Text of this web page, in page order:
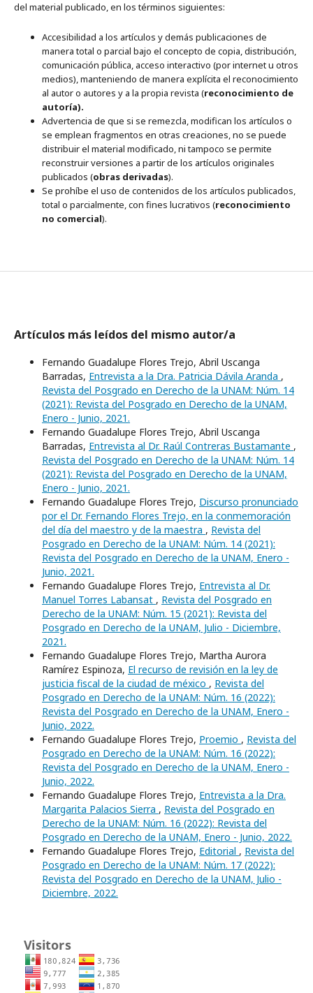
del material publicado, en los términos siguientes:
Accesibilidad a los artículos y demás publicaciones de
manera total o parcial bajo el concepto de copia, distribución,
comunicación pública, acceso interactivo (por internet u otros
medios), manteniendo de manera explícita el reconocimiento
al autor o autores y a la propia revista (reconocimiento de
autoría).
Advertencia de que si se remezcla, modifican los artículos o
se emplean fragmentos en otras creaciones, no se puede
distribuir el material modificado, ni tampoco se permite
reconstruir versiones a partir de los artículos originales
publicados (obras derivadas).
Se prohíbe el uso de contenidos de los artículos publicados,
total o parcialmente, con fines lucrativos (reconocimiento
no comercial).
Artículos más leídos del mismo autor/a
Fernando Guadalupe Flores Trejo, Abril Uscanga
Barradas, Entrevista a la Dra. Patricia Dávila Aranda ,
Revista del Posgrado en Derecho de la UNAM: Núm. 14
(2021): Revista del Posgrado en Derecho de la UNAM,
Enero - Junio, 2021.
Fernando Guadalupe Flores Trejo, Abril Uscanga
Barradas, Entrevista al Dr. Raúl Contreras Bustamante ,
Revista del Posgrado en Derecho de la UNAM: Núm. 14
(2021): Revista del Posgrado en Derecho de la UNAM,
Enero - Junio, 2021.
Fernando Guadalupe Flores Trejo, Discurso pronunciado
por el Dr. Fernando Flores Trejo, en la conmemoración
del día del maestro y de la maestra , Revista del
Posgrado en Derecho de la UNAM: Núm. 14 (2021):
Revista del Posgrado en Derecho de la UNAM, Enero -
Junio, 2021.
Fernando Guadalupe Flores Trejo, Entrevista al Dr.
Manuel Torres Labansat , Revista del Posgrado en
Derecho de la UNAM: Núm. 15 (2021): Revista del
Posgrado en Derecho de la UNAM, Julio - Diciembre,
2021.
Fernando Guadalupe Flores Trejo, Martha Aurora
Ramírez Espinoza, El recurso de revisión en la ley de
justicia fiscal de la ciudad de méxico , Revista del
Posgrado en Derecho de la UNAM: Núm. 16 (2022):
Revista del Posgrado en Derecho de la UNAM, Enero -
Junio, 2022.
Fernando Guadalupe Flores Trejo, Proemio , Revista del
Posgrado en Derecho de la UNAM: Núm. 16 (2022):
Revista del Posgrado en Derecho de la UNAM, Enero -
Junio, 2022.
Fernando Guadalupe Flores Trejo, Entrevista a la Dra.
Margarita Palacios Sierra , Revista del Posgrado en
Derecho de la UNAM: Núm. 16 (2022): Revista del
Posgrado en Derecho de la UNAM, Enero - Junio, 2022.
Fernando Guadalupe Flores Trejo, Editorial , Revista del
Posgrado en Derecho de la UNAM: Núm. 17 (2022):
Revista del Posgrado en Derecho de la UNAM, Julio -
Diciembre, 2022.